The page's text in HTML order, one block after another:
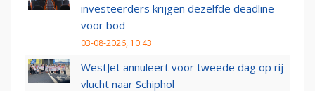
investeerders krijgen dezelfde deadline
voor bod
03-08-2026, 10:43
WestJet annuleert voor tweede dag op rij
vlucht naar Schiphol